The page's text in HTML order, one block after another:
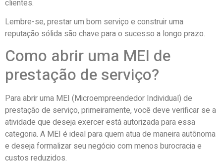
clientes.
Lembre-se, prestar um bom serviço e construir uma
reputação sólida são chave para o sucesso a longo prazo.
Como abrir uma MEI de
prestação de serviço?
Para abrir uma MEI (Microempreendedor Individual) de
prestação de serviço, primeiramente, você deve verificar se a
atividade que deseja exercer está autorizada para essa
categoria. A MEI é ideal para quem atua de maneira autônoma
e deseja formalizar seu negócio com menos burocracia e
custos reduzidos.